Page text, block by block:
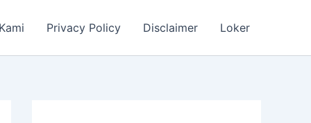
Privacy Policy Disclaimer Loker